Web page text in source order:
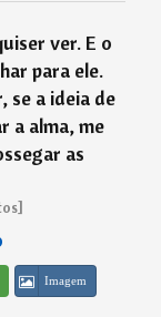
ver. E o
para ele.
se a ideia de
a alma, me
as
Imagem